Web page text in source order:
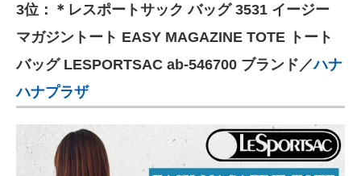
3位：＊レスポートサック バッグ 3531 イージー
マガジントート EASY MAGAZINE TOTE トート
バッグ LESPORTSAC ab-546700 ブランド／ハナ
ハナプラザ